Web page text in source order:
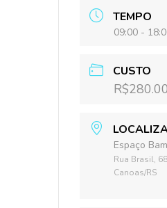
TEMPO
09:00 -
CUSTO
R$280.00
Espaço
Rua Brasil,
Canoas/RS